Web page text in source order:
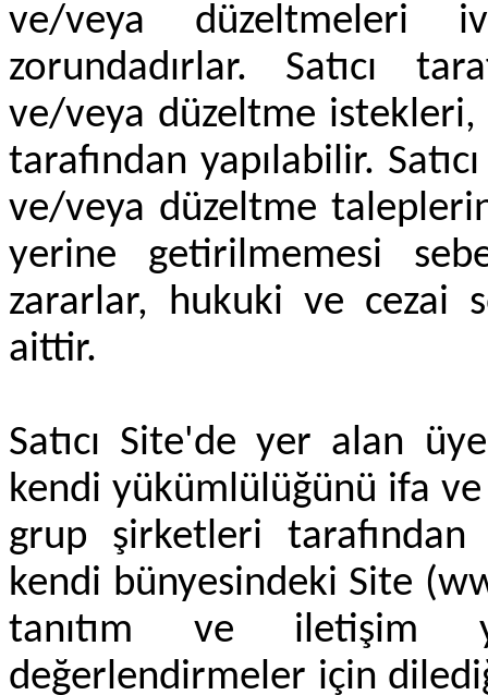
ve/veya düzeltmeleri
zorundadırlar. Satıcı
ve/veya düzeltme istekleri,
tarafından yapılabilir.
ve/veya düzeltme
yerine getirilmemesi
zararlar, hukuki ve cezai
aittir.
Satıcı Site'de yer alan
kendi yükümlülüğünü ifa ve
grup şirketleri
kendi bünyesindeki Site
tanıtım ve iletişim
değerlendirmeler için